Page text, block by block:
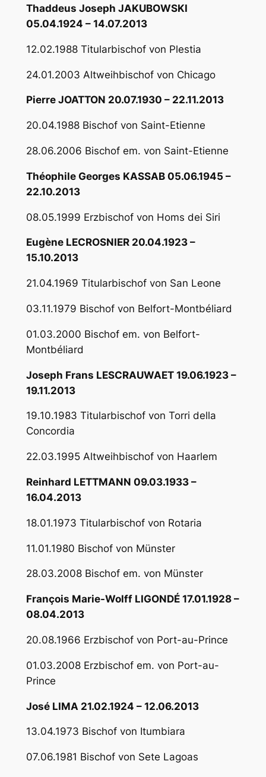
Thaddeus Joseph JAKUBOWSKI
05.04.1924 – 14.07.2013
12.02.1988 Titularbischof von Plestia
24.01.2003 Altweihbischof von Chicago
Pierre JOATTON 20.07.1930 – 22.11.2013
20.04.1988 Bischof von Saint-Etienne
28.06.2006 Bischof em. von Saint-Etienne
Théophile Georges KASSAB 05.06.1945 –
22.10.2013
08.05.1999 Erzbischof von Homs dei Siri
Eugène LECROSNIER 20.04.1923 –
15.10.2013
21.04.1969 Titularbischof von San Leone
03.11.1979 Bischof von Belfort-Montbéliard
01.03.2000 Bischof em. von Belfort-
Montbéliard
Joseph Frans LESCRAUWAET 19.06.1923 –
19.11.2013
19.10.1983 Titularbischof von Torri della
Concordia
22.03.1995 Altweihbischof von Haarlem
Reinhard LETTMANN 09.03.1933 –
16.04.2013
18.01.1973 Titularbischof von Rotaria
11.01.1980 Bischof von Münster
28.03.2008 Bischof em. von Münster
François Marie-Wolff LIGONDÉ 17.01.1928 –
08.04.2013
20.08.1966 Erzbischof von Port-au-Prince
01.03.2008 Erzbischof em. von Port-au-
Prince
José LIMA 21.02.1924 – 12.06.2013
13.04.1973 Bischof von Itumbiara
07.06.1981 Bischof von Sete Lagoas